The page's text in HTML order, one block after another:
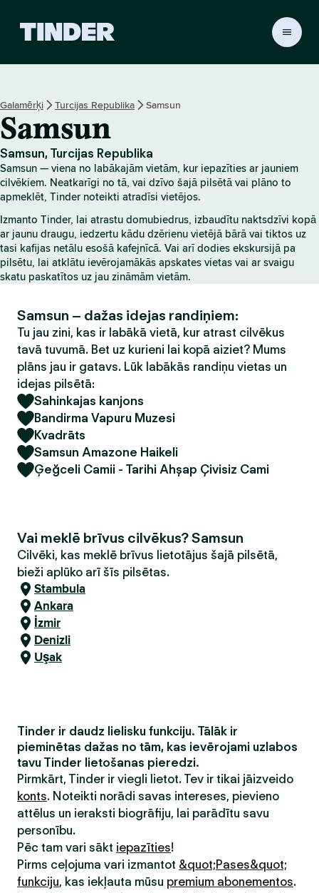
r
k
u
m
l
p
a
Galamērķi Turcijas Republika Samsun
Samsun
Samsun, Turcijas Republika
Samsun — viena no labākajām vietām, kur iepazīties ar jauniem
cilvēkiem. Neatkarīgi no tā, vai dzīvo šajā pilsētā vai plāno to
apmeklēt, Tinder noteikti atradīsi vietējos.
Izmanto Tinder, lai atrastu domubiedrus, izbaudītu naktsdzīvi kopā
ar jaunu draugu, iedzertu kādu dzērienu vietējā bārā vai tiktos uz
tasi kafijas netālu esošā kafejnīcā. Vai arī dodies ekskursijā pa
pilsētu, lai atklātu ievērojamākās apskates vietas vai ar svaigu
skatu paskatītos uz jau zināmām vietām.
Samsun – dažas idejas randiņiem:
Tu jau zini, kas ir labākā vietā, kur atrast cilvēkus
tavā tuvumā. Bet uz kurieni lai kopā aiziet? Mums
plāns jau ir gatavs. Lūk labākās randiņu vietas un
idejas pilsētā:
Sahinkajas kanjons
Bandirma Vapuru Muzesi
Kvadrāts
Samsun Amazone Haikeli
Ģeğceli Camii - Tarihi Ahşap Çivisiz Cami
Vai meklē brīvus cilvēkus? Samsun
Cilvēki, kas meklē brīvus lietotājus šajā pilsētā,
bieži aplūko arī šīs pilsētas.
Stambula
Ankara
İzmir
Denizli
Uşak
Tinder ir daudz lielisku funkciju. Tālāk ir
pieminētas dažas no tām, kas ievērojami uzlabos
tavu Tinder lietošanas pieredzi.
Pirmkārt, Tinder ir viegli lietot. Tev ir tikai jāizveido
konts. Noteikti norādi savas intereses, pievieno
attēlus un ieraksti biogrāfiju, lai parādītu savu
personību.
Pēc tam vari sākt iepazīties!
Pirms ceļojuma vari izmantot &quot;Pases&quot;
funkciju, kas iekļauta mūsu premium abonementos.